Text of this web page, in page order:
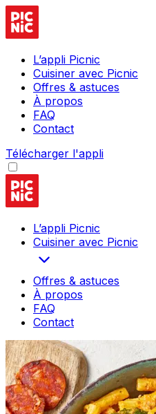
L’appli Picnic
Cuisiner avec Picnic
Offres & astuces
À propos
FAQ
Contact
Télécharger l'appli
L’appli Picnic
Cuisiner avec Picnic
Offres & astuces
À propos
FAQ
Contact